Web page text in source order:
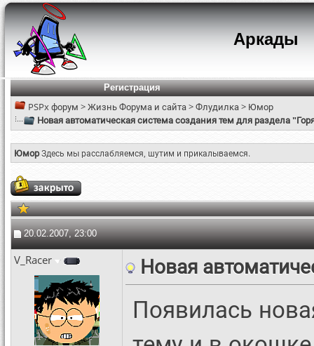
Аркады
Регистрация
PSPx форум >Жизнь Форума и сайта>Флудилка> Юмор
Новая автоматическая система создания тем для раздела
ЮморЗдесь мы расслабляемся, шутим и прикалываемся.
20.02.2007, 23:00
V_Racer Новая
Появилась